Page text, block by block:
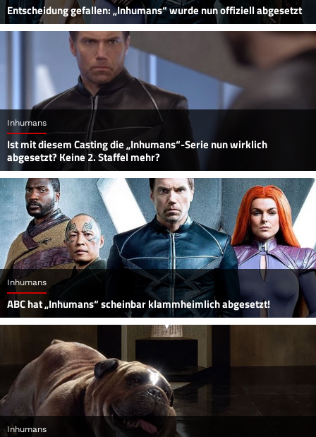
Entscheidung gefallen: „Inhumans“ wurde nun offiziell abgesetzt
Inhumans
Ist mit diesem Casting die „Inhumans“-Serie nun wirklich
abgesetzt? Keine 2. Staffel mehr?
Inhumans
ABC hat „Inhumans“ scheinbar klammheimlich abgesetzt!
Inhumans